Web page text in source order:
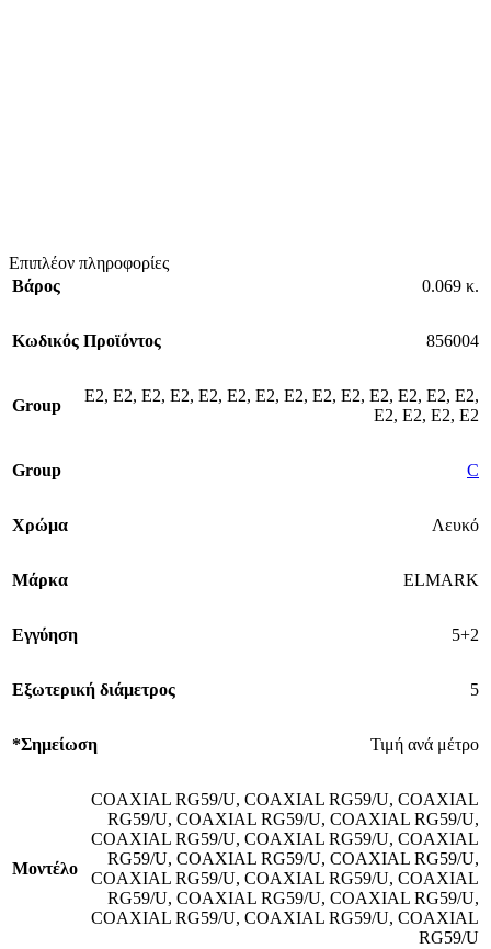
Επιπλέον πληροφορίες
Βάρος
0.069 κ.
Κωδικός Προϊόντος 856004
Group
E2, E2, E2, E2, E2, E2, E2, E2, E2, E2, E2, E2, E2, E2,
E2, E2, E2, E2
Group C
Χρώμα Λευκό
Μάρκα ELMARK
Εγγύηση 5+2
Εξωτερική διάμετρος 5
*Σημείωση Τιμή ανά μέτρο
Mοντέλο
COAXIAL RG59/U, COAXIAL RG59/U, COAXIAL
RG59/U, COAXIAL RG59/U, COAXIAL RG59/U,
COAXIAL RG59/U, COAXIAL RG59/U, COAXIAL
RG59/U, COAXIAL RG59/U, COAXIAL RG59/U,
COAXIAL RG59/U, COAXIAL RG59/U, COAXIAL
RG59/U, COAXIAL RG59/U, COAXIAL RG59/U,
COAXIAL RG59/U, COAXIAL RG59/U, COAXIAL
RG59/U